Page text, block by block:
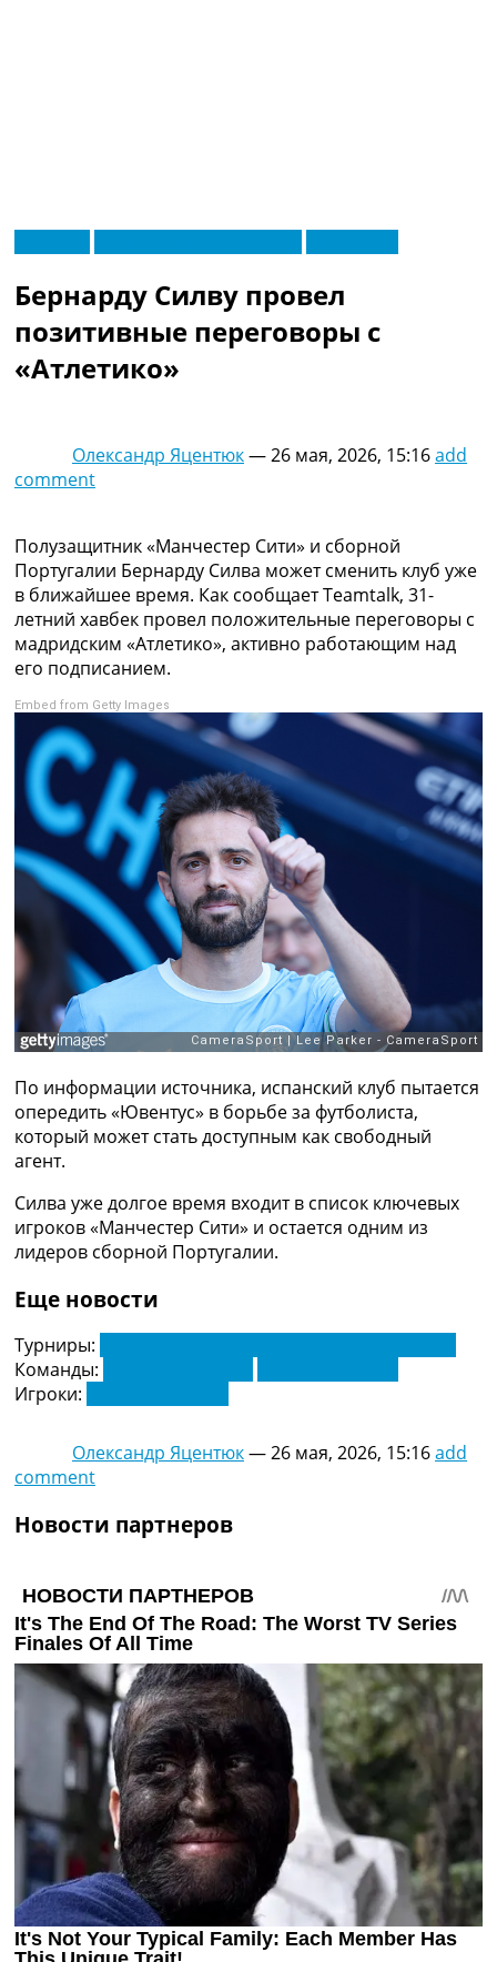
МенюНовости футбола
Видео
Трансферы
Новости футбола Украины
Рейтинги
Турниры
Чемпионат Мира
Украина. Премьер-Лига
Украина. Первая Лига
Лига Чемпионов
Англия. Премьер Лига
Другие Турниры >>>
Таблицы
Таблицы групп Чемпионата Мира
Украина. Премьер-Лига
Украина. Первая Лига
Лига Чемпионов. Таблицы групп
Англия. Премьер-Лига
Испания. Ла Лига
Все таблицы >>>
Рейтинги
Рейтинг стран УЕФА
Рейтинг клубов УЕФА
Рейтинг ФИФА
ТВ программа
UA
Categories
Новости футбола
Видео
Трансферы
Новости футбола Украины
Последние комментарии
Конкурс прогнозов
Логин
Рейтинги
Правила
Турниры
Украина. Первая Лига
Испания. Ла Лига
Другие Турниры >>>
Таблицы
Таблицы групп Чемпионата Мира
Украина. Премьер-Лига
Украина. Первая Лига
Лига Чемпионов. Таблицы групп
Англия. Премьер-Лига
Испания. Ла Лига
Все таблицы >>>
Рейтинги
Рейтинг стран УЕФА
Рейтинг клубов УЕФА
Рейтинг ФИФА
ТВ программа
Бернарду Силву провел
позитивные переговоры с
«Атлетико»
Олександр Яцентюк—26 мая, 2026, 15:16add
comment
Полузащитник «Манчестер Сити» и сборной
Португалии Бернарду Силва может сменить клуб уже
в ближайшее время. Как сообщает Teamtalk, 31-
летний хавбек провел положительные переговоры с
мадридским «Атлетико», активно работающим над
его подписанием.
Embed from Getty Images
По информации источника, испанский клуб пытается
опередить «Ювентус» в борьбе за футболиста,
который может стать доступным как свободный
агент.
Силва уже долгое время входит в список ключевых
игроков «Манчестер Сити» и остается одним из
лидеров сборной Португалии.
Еще новости
Турниры:
Команды:
Игроки:
Олександр Яцентюк—26 мая, 2026, 15:16add
comment
Новости партнеров